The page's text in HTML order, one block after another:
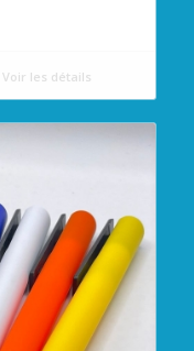
Voir les détails